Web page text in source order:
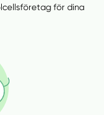
för dina